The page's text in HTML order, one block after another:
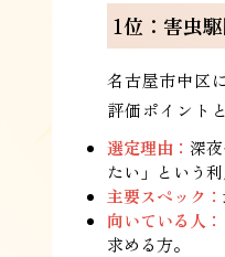
1位：害虫
名古屋市中区
評価ポイント
選定理由： 深
たい」という
主要スペック：
向いている人：
求める方。